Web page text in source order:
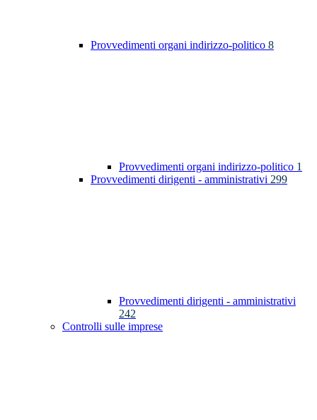
Provvedimenti organi indirizzo-politico 8
Provvedimenti organi indirizzo-politico 1
Provvedimenti dirigenti - amministrativi 299
Provvedimenti dirigenti - amministrativi
242
Controlli sulle imprese